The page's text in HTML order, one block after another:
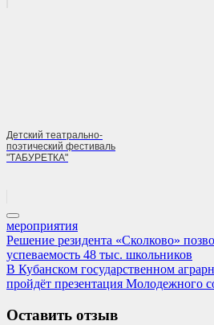
Детский театрально-
поэтический фестиваль
"ТАБУРЕТКА"
мероприятия
Навигация
по
записям
Previous
Post:
Решение резидента «Сколково»
успеваемость 48 тыс. школьников
Next
Post:
В Кубанском государственном
пройдёт презентация Молодежного
Оставить отзыв